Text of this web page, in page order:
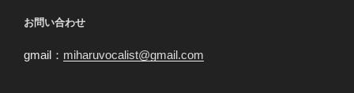
お問い合わせ
gmail： miharuvocalist@gmail.com